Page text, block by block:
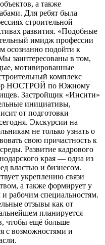
а также
Для ребят была
строительной
развития. «Подобные
имидж профессии
осознанно подойти к
заинтересованы в том,
мотивированные
комплекс
НОСТРОЙ по Южному
Застройщик «Инсити»
инициативы,
от подготовки
Экскурсии на
не только узнать о
свою причастность к
Развитие кадрового
края — одна из
властью и бизнесом.
укреплению связи
а также формирует у
рабочим специальностям.
отзывы как от
планируется
чтобы ещё больше
с возможностями и